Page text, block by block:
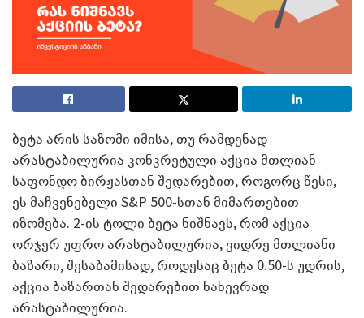
ბეტა არის საზომი იმისა, თუ რამდენად
არასტაბილურია კონკრეტული აქცია მთლიან
საფონდო ბირჟასთან შედარებით, როგორც წესი,
ეს მაჩვენებელი S&P 500-სთან მიმართებით
იზომება. 2-ის ტოლი ბეტა ნიშნავს, რომ აქცია
ორჯერ უფრო არასტაბილურია, ვიდრე მთლიანი
ბაზარი, შესაბამისად, როდესაც ბეტა 0.50-ს უდრის,
აქცია ბაზართან შედარებით ნახევრად
არასტაბილურია.